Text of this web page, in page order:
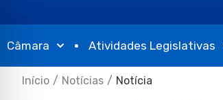
Câmara Atividades Legislativas
Início / Notícias / Notícia